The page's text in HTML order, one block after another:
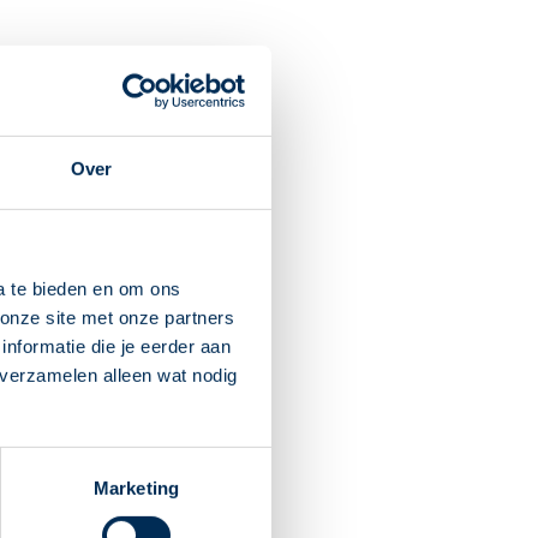
Over
te bieden en om ons
site met onze partners
die je eerder aan
alleen wat nodig
Marketing
af.
uw arts. Een lichte
instructiefilmpje op
kunnen